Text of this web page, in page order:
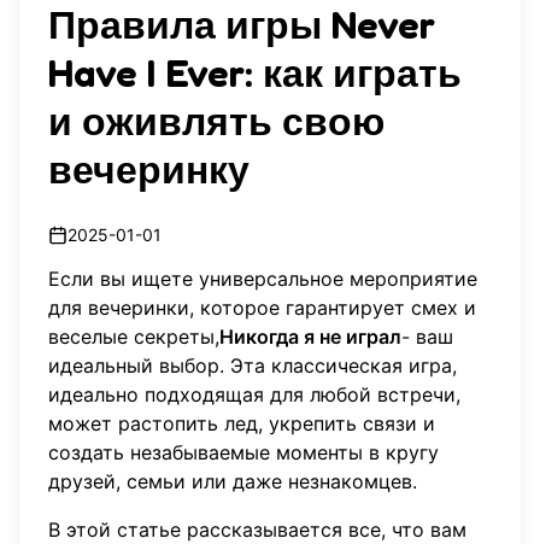
Правила игры Never
Have I Ever: как играть
и оживлять свою
вечеринку
2025-01-01
Если вы ищете универсальное мероприятие
для вечеринки, которое гарантирует смех и
веселые секреты,Никогда я не играл- ваш
идеальный выбор. Эта классическая игра,
идеально подходящая для любой встречи,
может растопить лед, укрепить связи и
создать незабываемые моменты в кругу
друзей, семьи или даже незнакомцев.
В этой статье рассказывается все, что вам